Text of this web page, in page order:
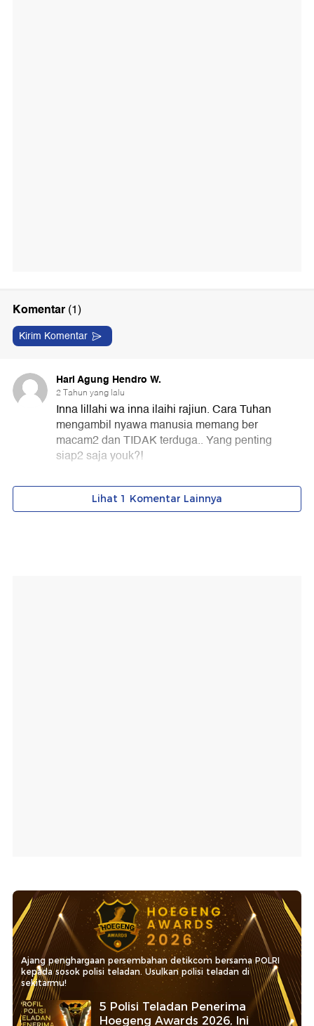
Ajang penghargaan persembahan detikcom bersama POLRI
kepada sosok polisi teladan. Usulkan polisi teladan di
sekitarmu!
5 Polisi Teladan Penerima
Hoegeng Awards 2026, Ini